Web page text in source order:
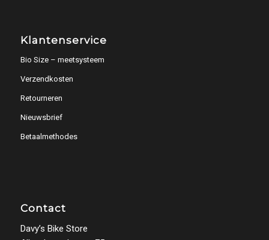
Klantenservice
Bio Size – meetsysteem
Verzendkosten
Retourneren
Nieuwsbrief
Betaalmethodes
Contact
Davy’s Bike Store